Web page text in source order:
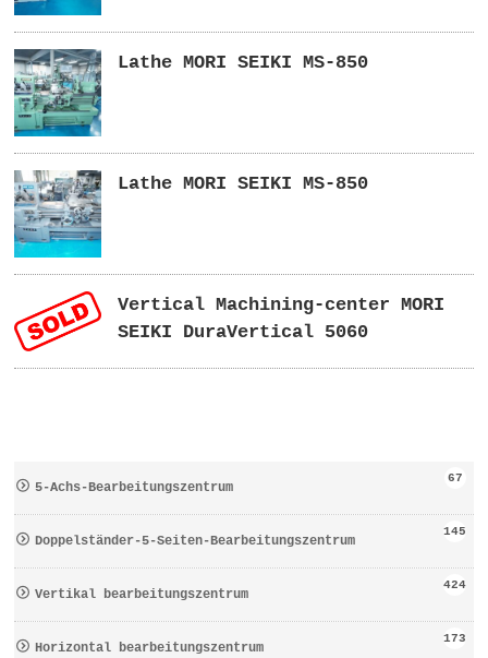
Lathe MORI SEIKI MS-850
Lathe MORI SEIKI MS-850
Vertical Machining-center MORI
SEIKI DuraVertical 5060
5-Achs-Bearbeitungszentrum
67
Doppelständer-5-Seiten-Bearbeitungszentrum
145
Vertikal bearbeitungszentrum
424
Horizontal bearbeitungszentrum
173